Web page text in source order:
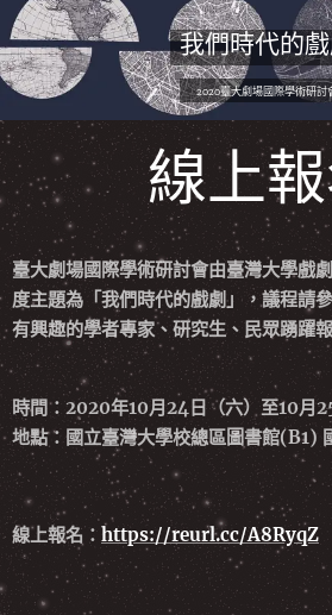
我們時代的
2020臺大劇場國際學術研
線上
臺大劇場國際學術研討會由臺灣大學戲
度主題為「我們時代的戲劇」，議程請
有興趣的學者專家、研究生、民眾踴躍
時間：2020年10月24日（六）至10月
地點：國立臺灣大學校總區圖書館(B1)
線上報名： https://reurl.cc/A8RyqZ